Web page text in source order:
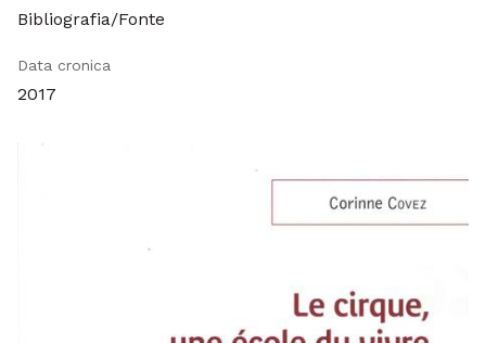
Bibliografia/Fonte
Data cronica
2017